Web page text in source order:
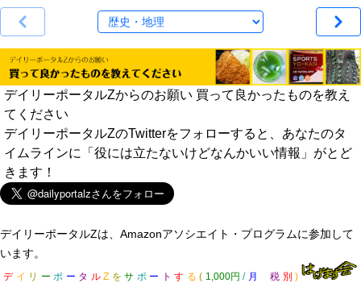
デイリーポータルZからのお願い 買って良かったものを教え
てください
デイリーポータルZのTwitterをフォローすると、あなたのタ
イムラインに「役には立たないけどなんかいい情報」がとど
きます！
デイリーポータルZは、Amazonアソシエイト・プログラムに参加して
います。
デ イ リ ー ポ ー タ ル Z を サ ポ ー ト す る ( 1,000円 / 月 税 別 )